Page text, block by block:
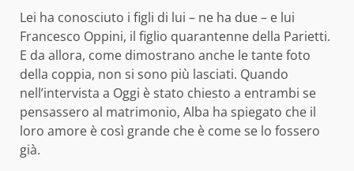
Lei ha conosciuto i figli di lui – ne ha due – e lui
Francesco Oppini, il figlio quarantenne della Parietti.
E da allora, come dimostrano anche le tante foto
della coppia, non si sono più lasciati. Quando
nell’intervista a Oggi è stato chiesto a entrambi se
pensassero al matrimonio, Alba ha spiegato che il
loro amore è così grande che è come se lo fossero
già.